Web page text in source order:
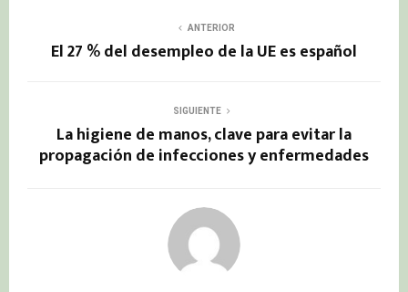
ANTERIOR
El 27 % del desempleo de la UE es español
SIGUIENTE
La higiene de manos, clave para evitar la
propagación de infecciones y enfermedades